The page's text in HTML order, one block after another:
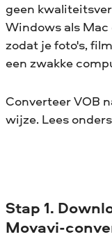
geen
Windows als
zodat je foto's,
een zwakke
Converteer VOB
wijze. Lees
Stap 1.
Movavi-